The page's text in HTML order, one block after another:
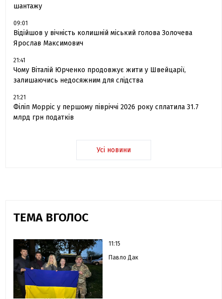
шантажу
09:01
Відійшов у вічність колишній міський голова Золочева
Ярослав Максимович
21:41
Чому Віталій Юрченко продовжує жити у Швейцарії,
залишаючись недосяжним для слідства
21:21
Філіп Морріс у першому півріччі 2026 року сплатила 31.7
млрд грн податків
Усі новини
ТЕМА ВГОЛОС
11:15
Павло Дак